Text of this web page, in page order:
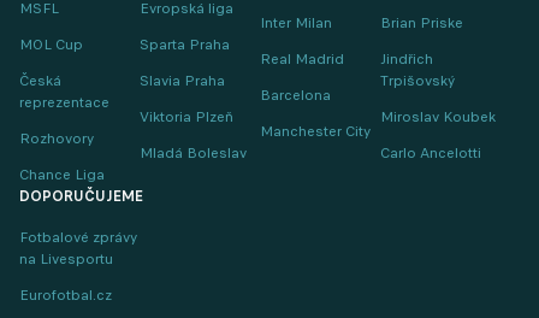
MSFL
MOL Cup
Česká
reprezentace
Rozhovory
Chance Liga
Evropská liga
Sparta Praha
Slavia Praha
Viktoria Plzeň
Mladá Boleslav
Inter Milan
Real Madrid
Barcelona
Manchester City
Brian Priske
Jindřich
Trpišovský
Miroslav Koubek
Carlo Ancelotti
DOPORUČUJEME
Fotbalové zprávy
na Livesportu
Eurofotbal.cz